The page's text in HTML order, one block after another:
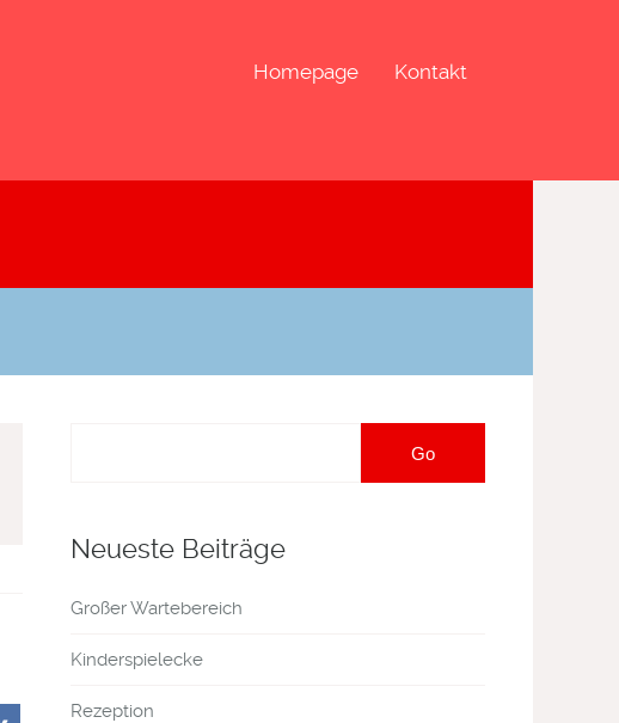
Homepage Kontakt
Neueste Beiträge
Großer Wartebereich
Kinderspielecke
Rezeption